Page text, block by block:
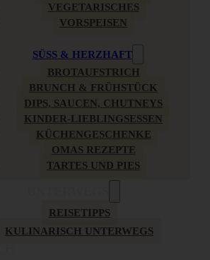
VEGETARISCHES
VORSPEISEN
SÜSS & HERZHAFT
BROTAUFSTRICH
BRUNCH & FRÜHSTÜCK
DIPS, SAUCEN, CHUTNEYS
KINDER-LIEBLINGSESSEN
KÜCHENGESCHENKE
OMAS REZEPTE
TARTES UND PIES
REISETIPPS
KULINARISCH UNTERWEGS